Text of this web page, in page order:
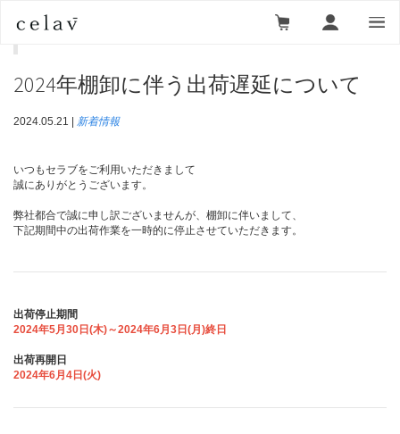
ニュース一覧
＞ 2024年棚卸に伴う出荷遅延に
2024年棚卸に伴う出荷遅延について
2024.05.21 | 新着情報
いつもセラブをご利用いただきまして
誠にありがとうございます。
弊社都合で誠に申し訳ございませんが、棚卸に伴いまして、
下記期間中の出荷作業を一時的に停止させていただきます。
出荷停止期間
2024年5月30日(木)～2024年6月3日(月)終日
出荷再開日
2024年6月4日(火)